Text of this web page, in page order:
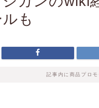
も
記事内に商品プロ